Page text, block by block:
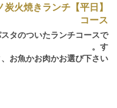
ノ炭火焼きランチ
コース
タのついたランチコースで
す。
お魚かお肉かお選び下さい。